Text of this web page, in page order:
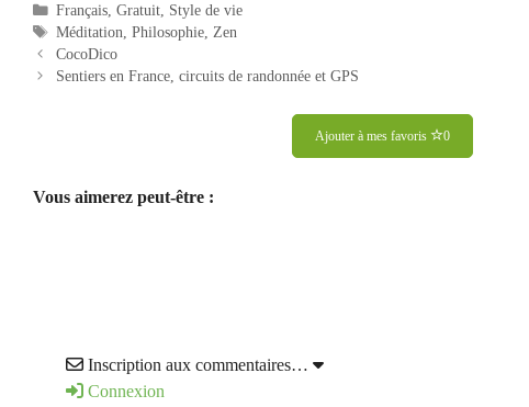
Catégories
Français,Gratuit, Style de vie
Étiquettes
Méditation,Philosophie,Zen
CocoDico
Sentiers en France, circuits de randonnée et GPS
Ajouter à mes favoris 0
Vous aimerez peut-être :
Inscription aux commentaires…
Connexion